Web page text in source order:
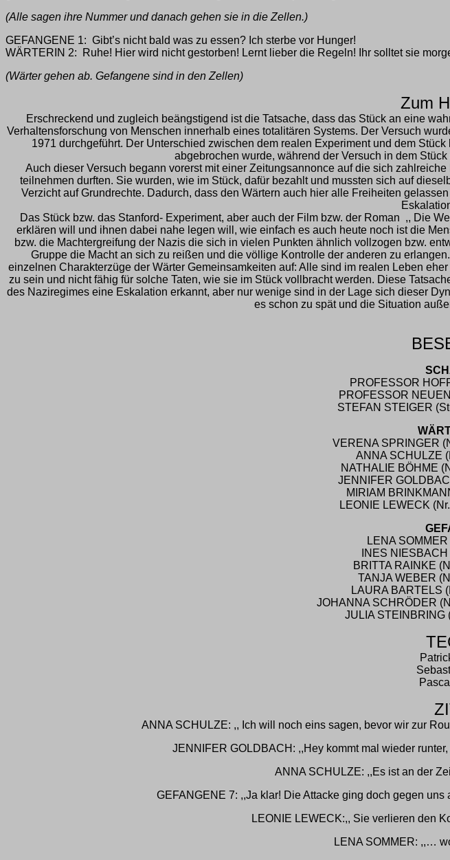
(Alle sagen ihre Nummer und danach gehen sie in die Zellen.)
GEFANGENE 1: Gibt’s nicht bald was zu essen? Ich sterbe vor Hunger!
WÄRTERIN 2: Ruhe! Hier wird nicht gestorben! Lernt lieber die Regeln! Ihr solltet sie
(Wärter gehen ab. Gefangene sind in den Zellen)
Zum
Erschreckend und zugleich beängstigend ist die Tatsache, dass das Stück an eine
Verhaltensforschung von Menschen innerhalb eines totalitären Systems. Der Versuch
1971 durchgeführt. Der Unterschied zwischen dem realen Experiment und dem
abgebrochen wurde, während der Versuch in dem
Auch dieser Versuch begann vorerst mit einer Zeitungsannonce auf die sich
teilnehmen durften. Sie wurden, wie im Stück, dafür bezahlt und mussten sich auf
Verzicht auf Grundrechte. Dadurch, dass den Wärtern auch hier alle Freiheiten
Das Stück bzw. das Stanford- Experiment, aber auch der Film bzw. der Roman ,, Die
erklären will und ihnen dabei nahe legen will, wie einfach es auch heute noch ist die
bzw. die Machtergreifung der Nazis die sich in vielen Punkten ähnlich vollzogen bzw.
Gruppe die Macht an sich zu reißen und die völlige Kontrolle der anderen zu
einzelnen Charakterzüge der Wärter Gemeinsamkeiten auf: Alle sind im realen Leben
zu sein und nicht fähig für solche Taten, wie sie im Stück vollbracht werden. Diese
des Naziregimes eine Eskalation erkannt, aber nur wenige sind in der Lage sich dieser
es schon zu spät und die Situation
PROFESSOR
PROFESSOR
STEFAN STEIGER
VERENA SPRINGER
ANNA SCHULZE
NATHALIE BÖHME
JENNIFER
MIRIAM
LEONIE LEWECK
LENA
INES
BRITTA RAINKE
TANJA WEBER
LAURA BARTELS
JOHANNA SCHRÖDER
JULIA STEINBRING
ANNA SCHULZE: ,, Ich will noch eins sagen, bevor wir zur
JENNIFER GOLDBACH: ,,Hey kommt mal wieder
ANNA SCHULZE: ,,Es ist an der
GEFANGENE 7: ,,Ja klar! Die Attacke ging doch gegen
LEONIE LEWECK:,, Sie verlieren den
LENA SOMMER: ,,…